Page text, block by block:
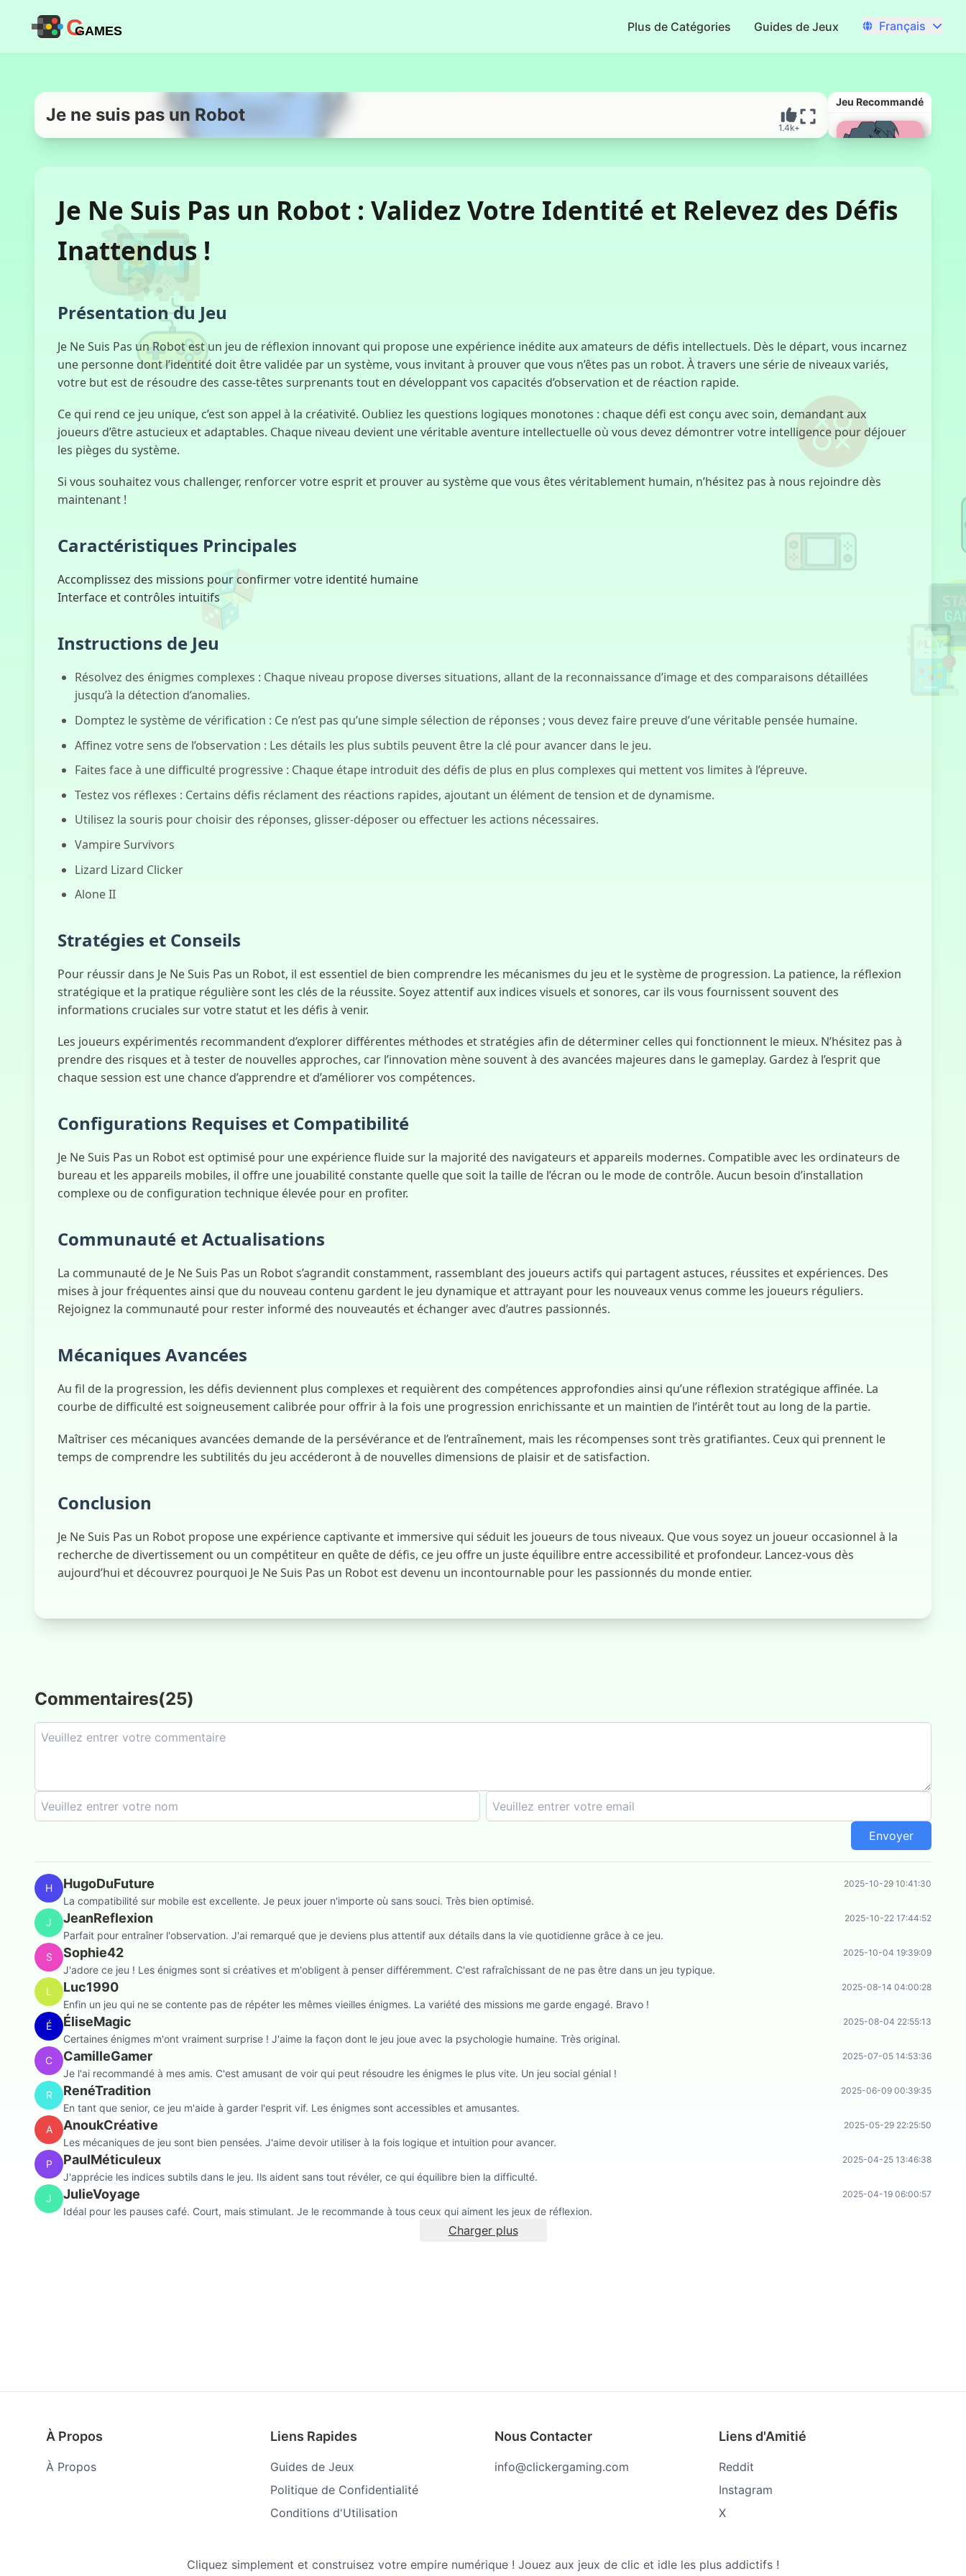
CGAMES Plus de Catégories Guides de Jeux Français
Je ne suis pas un Robot
1.4k+
Jeu Recommandé
Clicker
Chicken
Jockey
Corruptbox 3
x Sprunki
Level Devil 2
Cauchemardesque
Amanda
l'Aventurière
Je Ne Suis Pas un Robot : Validez Votre Identité et Relevez des Défis
Inattendus !
Présentation du Jeu
Je Ne Suis Pas un Robot est un jeu de réflexion innovant qui propose une expérience inédite aux amateurs de défis intellectuels. Dès le départ, vous incarnez
une personne dont l’identité doit être validée par un système, vous invitant à prouver que vous n’êtes pas un robot. À travers une série de niveaux variés,
votre but est de résoudre des casse-têtes surprenants tout en développant vos capacités d’observation et de réaction rapide.
Ce qui rend ce jeu unique, c’est son appel à la créativité. Oubliez les questions logiques monotones : chaque défi est conçu avec soin, demandant aux
joueurs d’être astucieux et adaptables. Chaque niveau devient une véritable aventure intellectuelle où vous devez démontrer votre intelligence pour déjouer
les pièges du système.
Si vous souhaitez vous challenger, renforcer votre esprit et prouver au système que vous êtes véritablement humain, n’hésitez pas à nous rejoindre dès
maintenant !
Caractéristiques Principales
Accomplissez des missions pour confirmer votre identité humaine
Interface et contrôles intuitifs
Instructions de Jeu
Résolvez des énigmes complexes : Chaque niveau propose diverses situations, allant de la reconnaissance d’image et des comparaisons détaillées
jusqu’à la détection d’anomalies.
Domptez le système de vérification : Ce n’est pas qu’une simple sélection de réponses ; vous devez faire preuve d’une véritable pensée humaine.
Affinez votre sens de l’observation : Les détails les plus subtils peuvent être la clé pour avancer dans le jeu.
Faites face à une difficulté progressive : Chaque étape introduit des défis de plus en plus complexes qui mettent vos limites à l’épreuve.
Testez vos réflexes : Certains défis réclament des réactions rapides, ajoutant un élément de tension et de dynamisme.
Utilisez la souris pour choisir des réponses, glisser-déposer ou effectuer les actions nécessaires.
Vampire Survivors
Lizard Lizard Clicker
Alone II
Stratégies et Conseils
Pour réussir dans Je Ne Suis Pas un Robot, il est essentiel de bien comprendre les mécanismes du jeu et le système de progression. La patience, la réflexion
stratégique et la pratique régulière sont les clés de la réussite. Soyez attentif aux indices visuels et sonores, car ils vous fournissent souvent des
informations cruciales sur votre statut et les défis à venir.
Les joueurs expérimentés recommandent d’explorer différentes méthodes et stratégies afin de déterminer celles qui fonctionnent le mieux. N’hésitez pas à
prendre des risques et à tester de nouvelles approches, car l’innovation mène souvent à des avancées majeures dans le gameplay. Gardez à l’esprit que
chaque session est une chance d’apprendre et d’améliorer vos compétences.
Configurations Requises et Compatibilité
Je Ne Suis Pas un Robot est optimisé pour une expérience fluide sur la majorité des navigateurs et appareils modernes. Compatible avec les ordinateurs de
bureau et les appareils mobiles, il offre une jouabilité constante quelle que soit la taille de l’écran ou le mode de contrôle. Aucun besoin d’installation
complexe ou de configuration technique élevée pour en profiter.
Communauté et Actualisations
La communauté de Je Ne Suis Pas un Robot s’agrandit constamment, rassemblant des joueurs actifs qui partagent astuces, réussites et expériences. Des
mises à jour fréquentes ainsi que du nouveau contenu gardent le jeu dynamique et attrayant pour les nouveaux venus comme les joueurs réguliers.
Rejoignez la communauté pour rester informé des nouveautés et échanger avec d’autres passionnés.
Mécaniques Avancées
Au fil de la progression, les défis deviennent plus complexes et requièrent des compétences approfondies ainsi qu’une réflexion stratégique affinée. La
courbe de difficulté est soigneusement calibrée pour offrir à la fois une progression enrichissante et un maintien de l’intérêt tout au long de la partie.
Maîtriser ces mécaniques avancées demande de la persévérance et de l’entraînement, mais les récompenses sont très gratifiantes. Ceux qui prennent le
temps de comprendre les subtilités du jeu accéderont à de nouvelles dimensions de plaisir et de satisfaction.
Conclusion
Je Ne Suis Pas un Robot propose une expérience captivante et immersive qui séduit les joueurs de tous niveaux. Que vous soyez un joueur occasionnel à la
recherche de divertissement ou un compétiteur en quête de défis, ce jeu offre un juste équilibre entre accessibilité et profondeur. Lancez-vous dès
aujourd’hui et découvrez pourquoi Je Ne Suis Pas un Robot est devenu un incontournable pour les passionnés du monde entier.
Commentaires(25)
Envoyer
H HugoDuFuture 2025-10-29 10:41:30
La compatibilité sur mobile est excellente. Je peux jouer n'importe où sans souci. Très bien optimisé.
J
JeanReflexion 2025-10-22 17:44:52
Parfait pour entraîner l'observation. J'ai remarqué que je deviens plus attentif aux détails dans la vie quotidienne grâce à ce jeu.
S
Sophie42 2025-10-04 19:39:09
J'adore ce jeu ! Les énigmes sont si créatives et m'obligent à penser différemment. C'est rafraîchissant de ne pas être dans un jeu typique.
L
Luc1990 2025-08-14 04:00:28
Enfin un jeu qui ne se contente pas de répéter les mêmes vieilles énigmes. La variété des missions me garde engagé. Bravo !
É
ÉliseMagic 2025-08-04 22:55:13
Certaines énigmes m'ont vraiment surprise ! J'aime la façon dont le jeu joue avec la psychologie humaine. Très original.
C
CamilleGamer 2025-07-05 14:53:36
Je l'ai recommandé à mes amis. C'est amusant de voir qui peut résoudre les énigmes le plus vite. Un jeu social génial !
R
RenéTradition 2025-06-09 00:39:35
En tant que senior, ce jeu m'aide à garder l'esprit vif. Les énigmes sont accessibles et amusantes.
A
AnoukCréative 2025-05-29 22:25:50
Les mécaniques de jeu sont bien pensées. J'aime devoir utiliser à la fois logique et intuition pour avancer.
P
PaulMéticuleux 2025-04-25 13:46:38
J'apprécie les indices subtils dans le jeu. Ils aident sans tout révéler, ce qui équilibre bien la difficulté.
J
JulieVoyage 2025-04-19 06:00:57
Idéal pour les pauses café. Court, mais stimulant. Je le recommande à tous ceux qui aiment les jeux de réflexion.
Charger plus
À Propos
À Propos
Liens Rapides
Guides de Jeux
Politique de Confidentialité
Conditions d'Utilisation
Nous Contacter
info@clickergaming.com
Liens d'Amitié
Reddit
Instagram
X
Cliquez simplement et construisez votre empire numérique ! Jouez aux jeux de clic et idle les plus addictifs !